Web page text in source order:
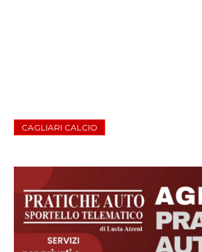
CAGLIARI CALCIO